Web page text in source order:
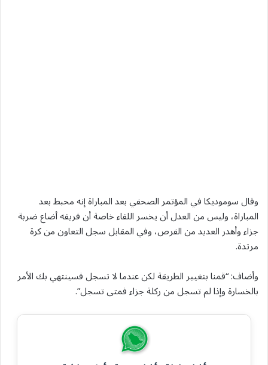
وقال سوموديكا في المؤتمر الصحفي بعد المباراة إنه محبط بعد
المباراة، وليس من العدل أن يخسر اللقاء خاصة أن فريقه أضاع ضربة
جزاء وأهدر العديد من الفرص، وفي المقابل سجل التعاون من كرة
مرتدة.
وأضاف: “قمنا بتغيير الطريقة لكن عندما لا تسجل فسينتهي بك الأمر
بالخسارة وإذا لم تسجل من ركلة جزاء فمتى تسجل”.